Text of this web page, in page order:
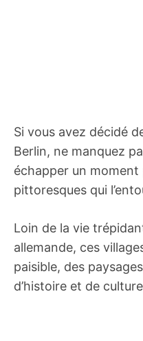
Si vous avez décidé
Berlin, ne manquez
échapper un
pittoresques qui
Loin de la vie
allemande, ces
paisible, des
d’histoire et de